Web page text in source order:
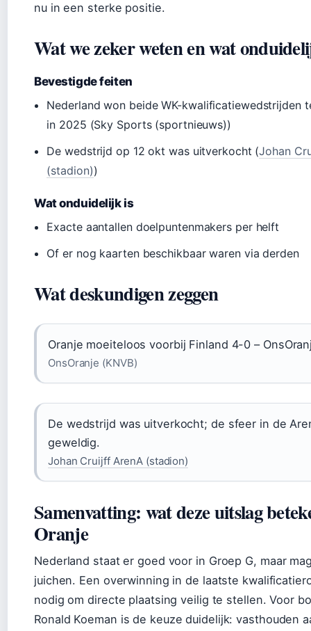
nu in een sterke positie.
Wat we zeker weten en wat
Bevestigde feiten
Nederland won beide WK-kwalificatiewedstrijden
in 2025 (Sky Sports (sportnieuws))
De wedstrijd op 12 okt was uitverkocht (Johan
(stadion))
Wat onduidelijk is
Exacte aantallen doelpuntenmakers per helft
Of er nog kaarten beschikbaar waren via derden
Wat deskundigen zeggen
Oranje moeiteloos voorbij Finland 4-0 –
OnsOranje (KNVB)
De wedstrijd was uitverkocht; de sfeer in de
geweldig.
Johan Cruijff ArenA (stadion)
Samenvatting: wat deze uitslag
Oranje
Nederland staat er goed voor in Groep G, maar
juichen. Een overwinning in de laatste
nodig om directe plaatsing veilig te stellen. Voor
Ronald Koeman is de keuze duidelijk: vasthouden